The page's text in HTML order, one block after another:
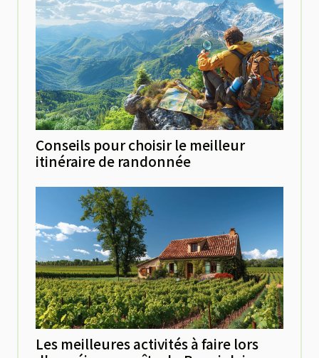
Conseils pour choisir le meilleur
itinéraire de randonnée
Les meilleures activités à faire lors